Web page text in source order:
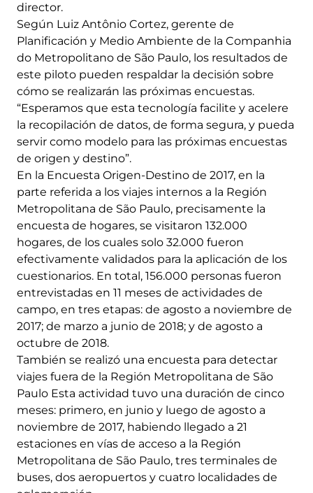
director.
Según Luiz Antônio Cortez, gerente de
Planificación y Medio Ambiente de la Companhia
do Metropolitano de São Paulo, los resultados de
este piloto pueden respaldar la decisión sobre
cómo se realizarán las próximas encuestas.
“Esperamos que esta tecnología facilite y acelere
la recopilación de datos, de forma segura, y pueda
servir como modelo para las próximas encuestas
de origen y destino”.
En la Encuesta Origen-Destino de 2017, en la
parte referida a los viajes internos a la Región
Metropolitana de São Paulo, precisamente la
encuesta de hogares, se visitaron 132.000
hogares, de los cuales solo 32.000 fueron
efectivamente validados para la aplicación de los
cuestionarios. En total, 156.000 personas fueron
entrevistadas en 11 meses de actividades de
campo, en tres etapas: de agosto a noviembre de
2017; de marzo a junio de 2018; y de agosto a
octubre de 2018.
También se realizó una encuesta para detectar
viajes fuera de la Región Metropolitana de São
Paulo Esta actividad tuvo una duración de cinco
meses: primero, en junio y luego de agosto a
noviembre de 2017, habiendo llegado a 21
estaciones en vías de acceso a la Región
Metropolitana de São Paulo, tres terminales de
buses, dos aeropuertos y cuatro localidades de